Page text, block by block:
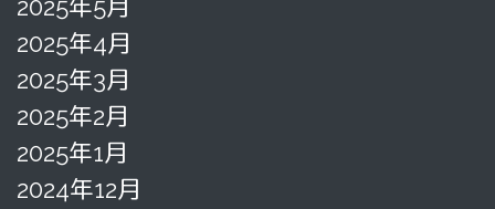
2025年5月
2025年4月
2025年3月
2025年2月
2025年1月
2024年12月